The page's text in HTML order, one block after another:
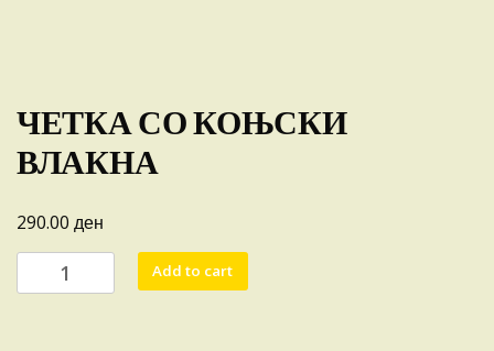
ЧЕТКА СО КОЊСКИ
ВЛАКНА
290.00 ден
ЧЕТКА
СО
Add to cart